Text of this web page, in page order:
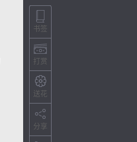
书签
打赏
送花
分享